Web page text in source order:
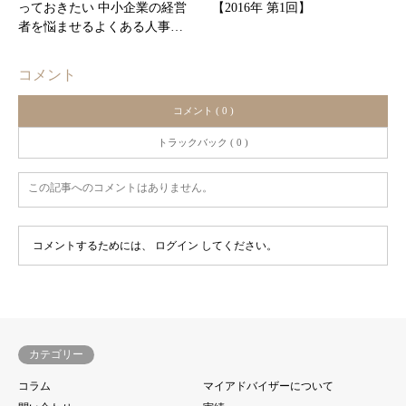
っておきたい 中小企業の経営
者を悩ませるよくある人事…
【2016年 第1回】
コメント
コメント ( 0 )
トラックバック ( 0 )
この記事へのコメントはありません。
コメントするためには、 ログイン してください。
カテゴリー
コラム
マイアドバイザーについて